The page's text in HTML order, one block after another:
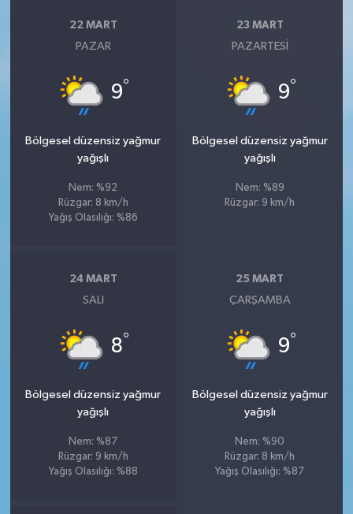
22 MART
PAZAR
9°
Bölgesel düzensiz yağmur
yağışlı
Nem: %92
Rüzgar: 8 km/h
Yağış Olasılığı: %86
23 MART
PAZARTESI
9°
Bölgesel düzensiz yağmur
yağışlı
Nem: %89
Rüzgar: 9 km/h
24 MART
SALI
8°
Bölgesel düzensiz yağmur
yağışlı
Nem: %87
Rüzgar: 9 km/h
Yağış Olasılığı: %88
25 MART
ÇARŞAMBA
9°
Bölgesel düzensiz yağmur
yağışlı
Nem: %90
Rüzgar: 8 km/h
Yağış Olasılığı: %87